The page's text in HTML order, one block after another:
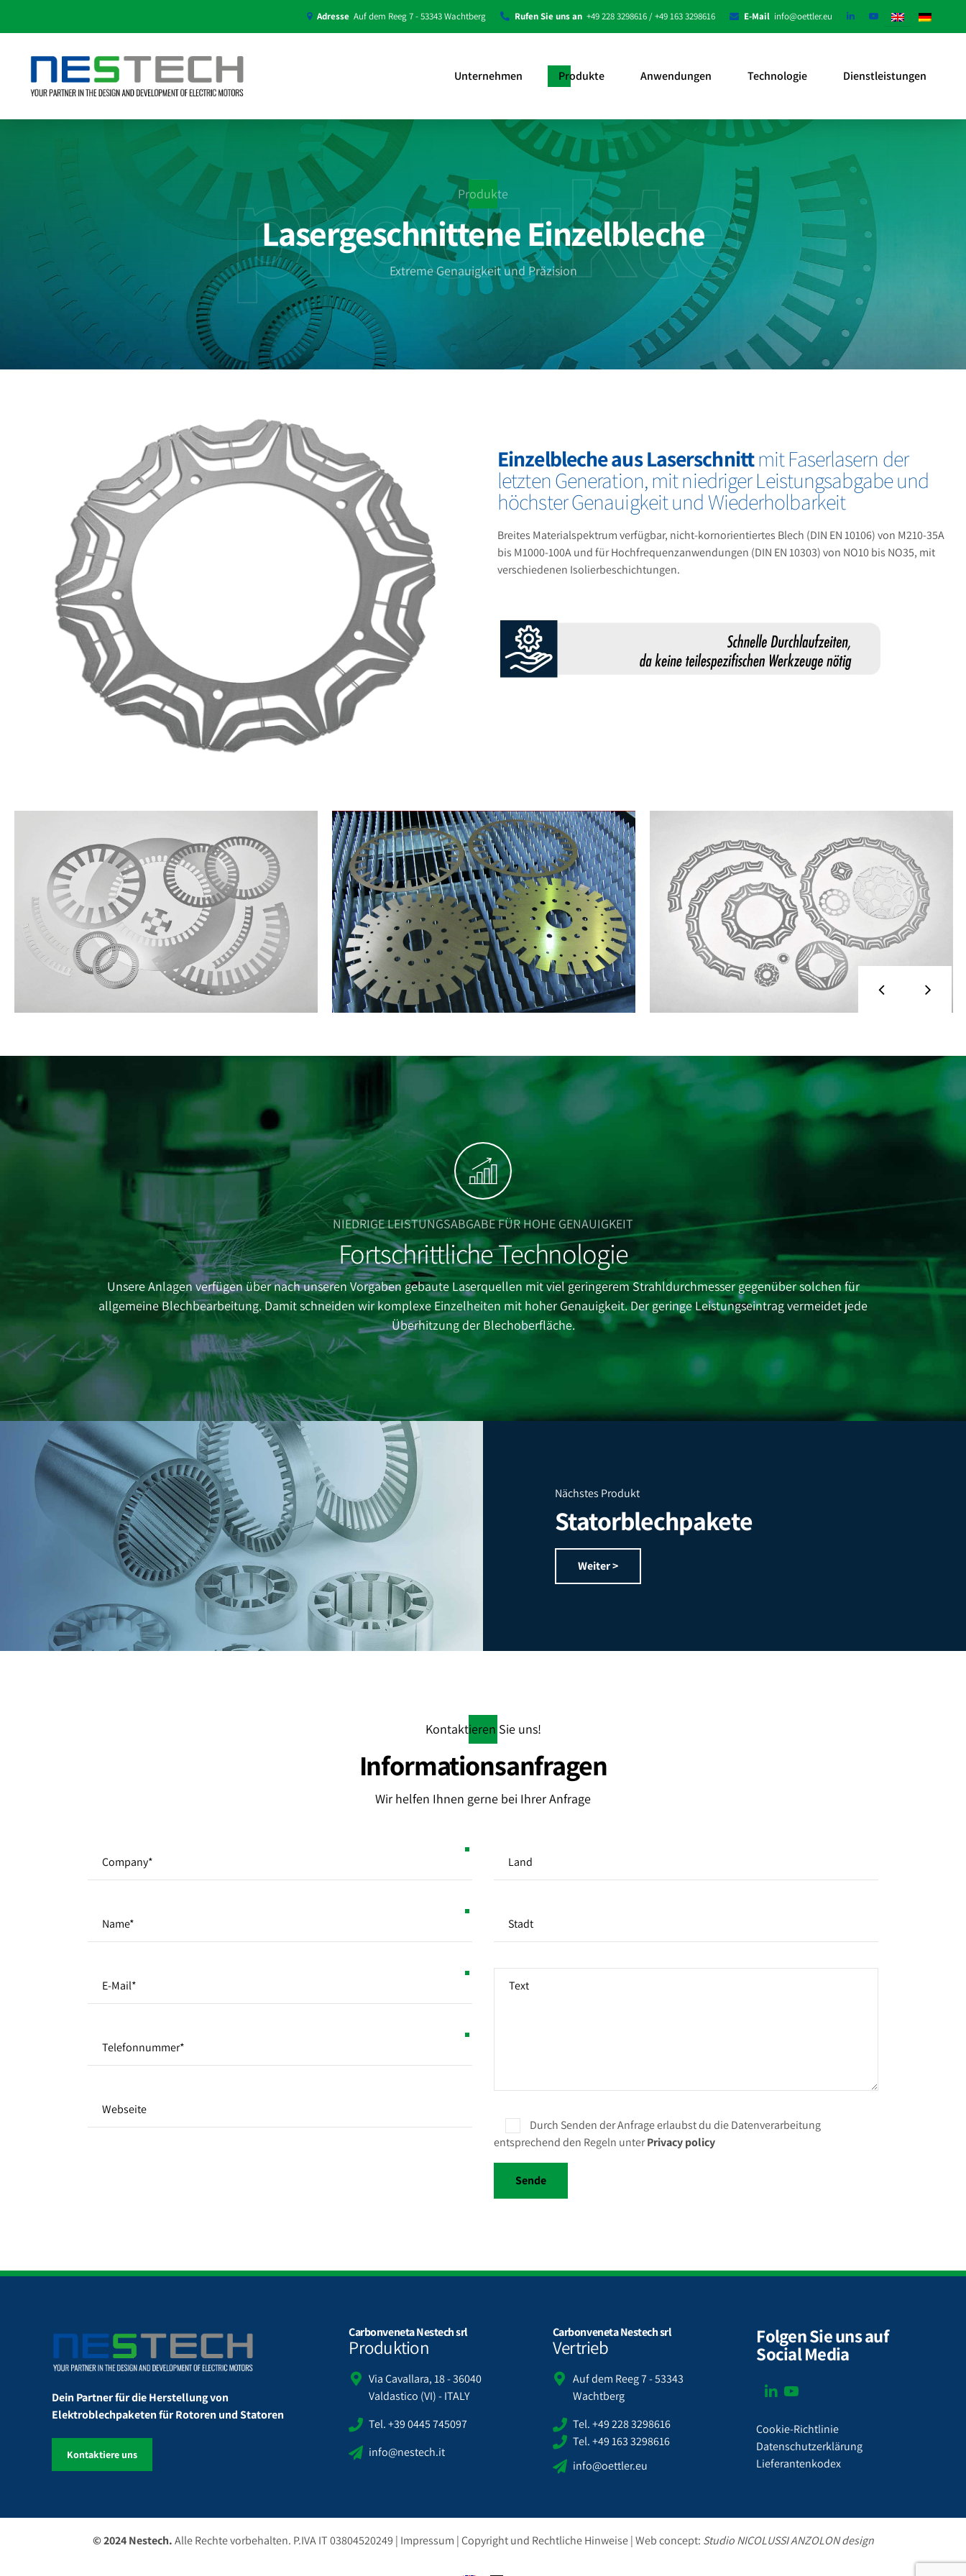
Adresse Auf dem Reeg 7 - 53343 Wachtberg Rufen Sie uns an +49 228 3298616 / +49 163 3298616 E-Mail info@oettler.eu
Unternehmen Produkte Anwendungen Technologie Dienstleistungen
Produkte
Lasergeschnittene Einzelbleche
produkte
Extreme Genauigkeit und Präzision
Einzelbleche aus Laserschnittmit Faserlasern der
letzten Generation, mit niedriger Leistungsabgabe und
höchster Genauigkeit und Wiederholbarkeit
Breites Materialspektrum verfügbar, nicht-kornorientiertes Blech (DIN EN 10106) von M210-35A
bis M1000-100A und für Hochfrequenzanwendungen (DIN EN 10303) von NO10 bis NO35, mit
verschiedenen Isolierbeschichtungen.
NIEDRIGE LEISTUNGSABGABE FÜR HOHE GENAUIGKEIT
Fortschrittliche Technologie
Unsere Anlagen verfügen über nach unseren Vorgaben gebaute Laserquellen mit viel geringerem Strahldurchmesser gegenüber solchen für
allgemeine Blechbearbeitung. Damit schneiden wir komplexe Einzelheiten mit hoher Genauigkeit. Der geringe Leistungseintrag vermeidet jede
Überhitzung der Blechoberfläche.
Nächstes Produkt
Statorblechpakete
Weiter >
Kontaktieren Sie uns!
Informationsanfragen
Wir helfen Ihnen gerne bei Ihrer Anfrage
Durch Senden der Anfrage erlaubst du die Datenverarbeitung
entsprechend den Regeln unterPrivacy policy
Dein Partner für die Herstellung von
Elektroblechpaketen für Rotoren und Statoren
Kontaktiere uns
Carbonveneta Nestech srl
Produktion
Via Cavallara, 18 - 36040
Valdastico (VI) - ITALY
Tel. +39 0445 745097
info@nestech.it
Carbonveneta Nestech srl
Vertrieb
Auf dem Reeg 7 - 53343
Wachtberg
Tel. +49 228 3298616
Tel. +49 163 3298616
info@oettler.eu
Folgen Sie uns auf
Social Media
Cookie-Richtlinie
Datenschutzerklärung
Lieferantenkodex
© 2024 Nestech.Alle Rechte vorbehalten. P.IVA IT 03804520249 | Impressum |Copyright und Rechtliche Hinweise| Web concept: Studio NICOLUSSI ANZOLON design